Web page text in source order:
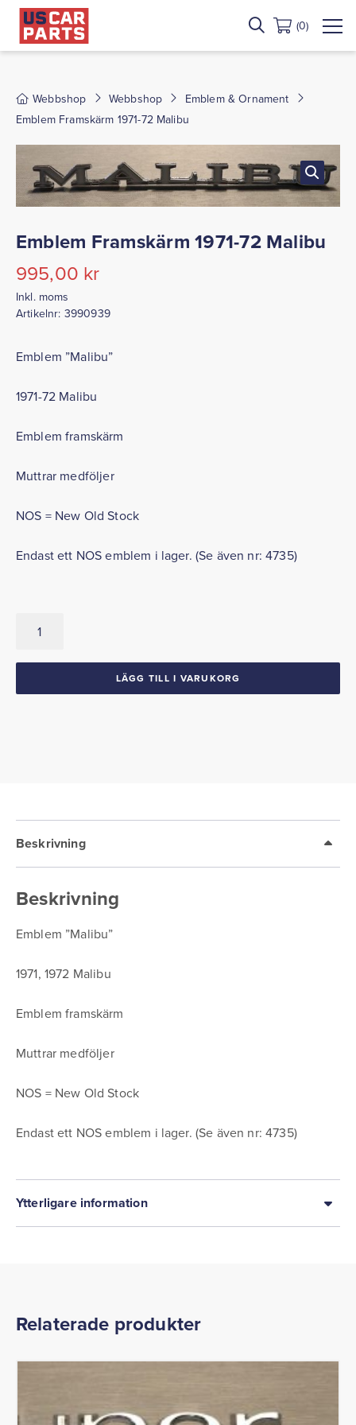
(0)
Webbshop Webbshop
Emblem & Ornament
Emblem Framskärm 1971-72 Malibu
Emblem Framskärm 1971-72 Malibu
995,00 kr
Inkl. moms
Artikelnr: 3990939
Emblem ”Malibu”
1971-72 Malibu
Emblem framskärm
Muttrar medföljer
NOS = New Old Stock
Endast ett NOS emblem i lager. (Se även nr: 4735)
Framskärm
LÄGG TILL I VARUKORG
Beskrivning
Beskrivning
Emblem ”Malibu”
1971, 1972 Malibu
Emblem framskärm
Muttrar medföljer
NOS = New Old Stock
Endast ett NOS emblem i lager. (Se även nr: 4735)
Ytterligare information
Relaterade produkter